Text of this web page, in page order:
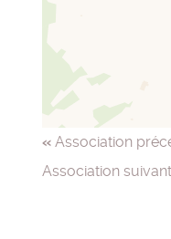
« Association
Association